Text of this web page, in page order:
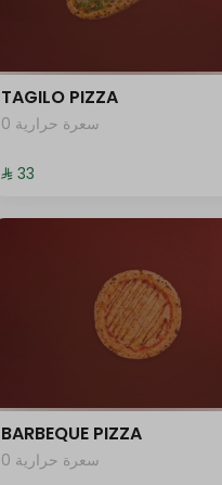
TAGILO PIZZA
0 سعرة حرارية
⁨⁦‪‬ 33⁩
BARBEQUE PIZZA
0 سعرة حرارية